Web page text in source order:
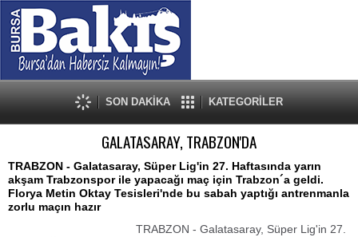
SON DAKİKA KATEGORİLER
GALATASARAY, TRABZON'DA
TRABZON - Galatasaray, Süper Lig'in 27. Haftasında yarın
akşam Trabzonspor ile yapacağı maç için Trabzon´a geldi.
Florya Metin Oktay Tesisleri'nde bu sabah yaptığı antrenmanla
zorlu maçın hazır
TRABZON - Galatasaray, Süper Lig'in 27.